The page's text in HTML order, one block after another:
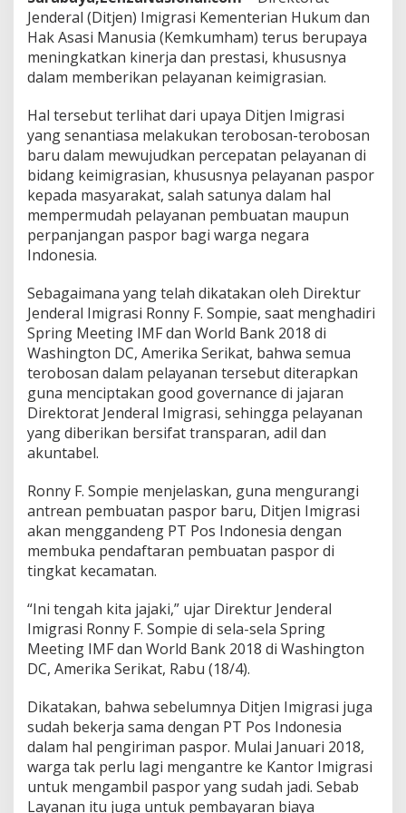
a
B
e
r
l
k
P
a
s
p
o
r
D
i
L
i
m
a
T
a
u
n
n
a
d
i
1
T
a
h
u
n
Jenderal (Ditjen) Imigrasi Kementerian Hukum dan
Hak Asasi Manusia (Kemkumham) terus berupaya
meningkatkan kinerja dan prestasi, khususnya
dalam memberikan pelayanan keimigrasian.
Hal tersebut terlihat dari upaya Ditjen Imigrasi
yang senantiasa melakukan terobosan-terobosan
baru dalam mewujudkan percepatan pelayanan di
bidang keimigrasian, khususnya pelayanan paspor
kepada masyarakat, salah satunya dalam hal
mempermudah pelayanan pembuatan maupun
perpanjangan paspor bagi warga negara
Indonesia.
Sebagaimana yang telah dikatakan oleh Direktur
Jenderal Imigrasi Ronny F. Sompie, saat menghadiri
Spring Meeting IMF dan World Bank 2018 di
Washington DC, Amerika Serikat, bahwa semua
terobosan dalam pelayanan tersebut diterapkan
guna menciptakan good governance di jajaran
Direktorat Jenderal Imigrasi, sehingga pelayanan
yang diberikan bersifat transparan, adil dan
akuntabel.
Ronny F. Sompie menjelaskan, guna mengurangi
antrean pembuatan paspor baru, Ditjen Imigrasi
akan menggandeng PT Pos Indonesia dengan
membuka pendaftaran pembuatan paspor di
tingkat kecamatan.
“Ini tengah kita jajaki,” ujar Direktur Jenderal
Imigrasi Ronny F. Sompie di sela-sela Spring
Meeting IMF dan World Bank 2018 di Washington
DC, Amerika Serikat, Rabu (18/4).
Dikatakan, bahwa sebelumnya Ditjen Imigrasi juga
sudah bekerja sama dengan PT Pos Indonesia
dalam hal pengiriman paspor. Mulai Januari 2018,
warga tak perlu lagi mengantre ke Kantor Imigrasi
untuk mengambil paspor yang sudah jadi. Sebab
Layanan itu juga untuk pembayaran biaya